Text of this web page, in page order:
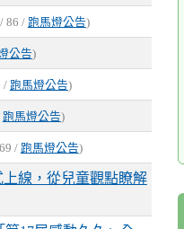
86 / 跑馬燈公告)
公告)
/ 跑馬燈公告)
跑馬燈公告)
/ 跑馬燈公告)
線，從兒童觀點瞭解